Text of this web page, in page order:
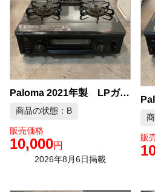
Paloma 2021年製 LPガス ガスコンロ 中古品販売
商品の状態：B
販売価格
10,000円
2026年8月6日掲載
販